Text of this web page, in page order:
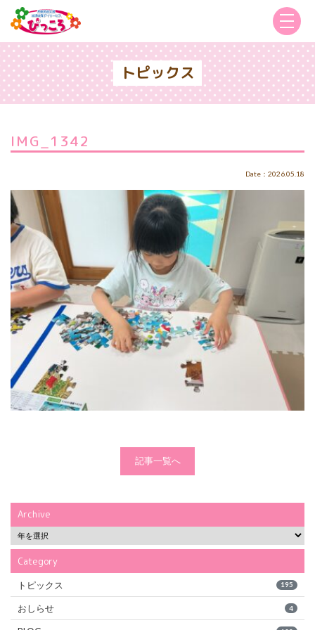
トピックス
IMG_1342
Date：2026.05.18
記事一覧へ
Archive
Category
トピックス 195
おしらせ 4